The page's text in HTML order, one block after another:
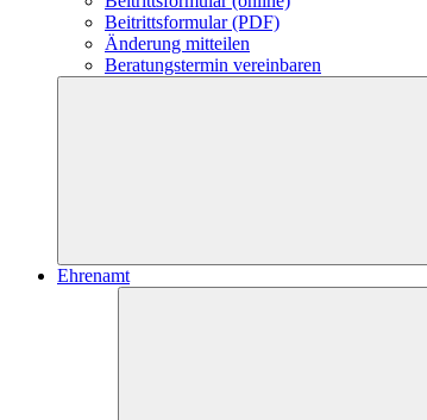
Beitrittsformular (PDF)
Änderung mitteilen
Beratungstermin vereinbaren
Ehrenamt